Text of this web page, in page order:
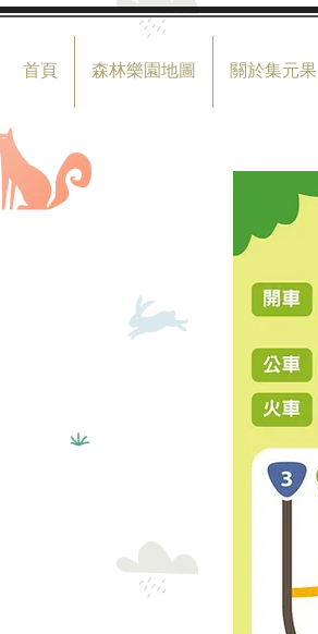
首頁 森林樂園地圖 關於集元果